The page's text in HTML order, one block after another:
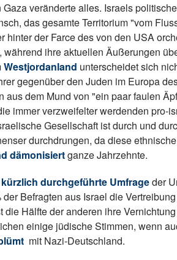
veränderte alles. Israels
das gesamte Territorium "vom
hinter der Farce des von den USA
während ihre aktuellen Äußerungen
Westjordanland unterscheidet sich
gegenüber den Juden im Europa
aus dem Mund von "ein paar faulen
immer verzweifelter werdenden pro-
Gesellschaft ist durch und
durchdrungen, da diese
dämonisiertganze Jahrzehnte.
kürzlich durchgeführte Umfrageder
Befragten aus Israel die
die Hälfte der anderen ihre
einige jüdische Stimmen, wenn
mit Nazi-Deutschland.